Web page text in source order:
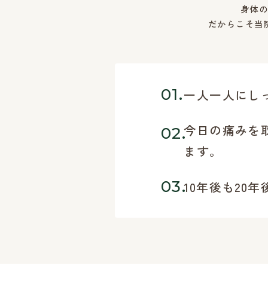
身体
だからこそ当
01.一人一人にし
02.今日の痛みを
ます。
03.10年後も20年